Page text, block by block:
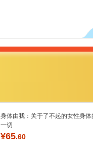
身体由我：关于了不起的女性身体
一切
¥65.60